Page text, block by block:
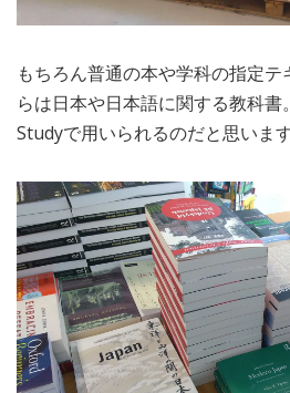
もちろん普通の本や学科の指定
らは日本や日本語に関する教科
Studyで用いられるのだと思います